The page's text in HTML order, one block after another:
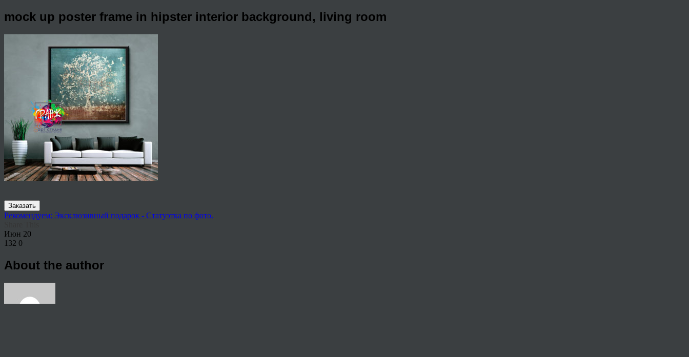
mock up poster frame in hipster interior background, living room
Заказать
Рекомендуем: Эксклюзивный подарок - Статуэтка по фото.
Июн 20
132 0
About the author